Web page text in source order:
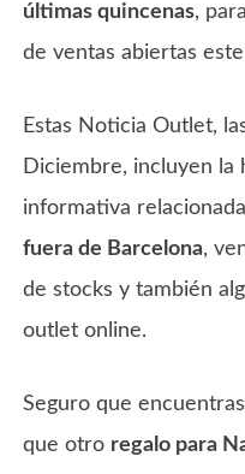
últimas quincenas,
de ventas abiertas
Estas Noticia Outlet,
Diciembre, incluyen la
informativa
fuera de Barcelona,
de stocks y también
outlet online.
Seguro que
que otro regalo para